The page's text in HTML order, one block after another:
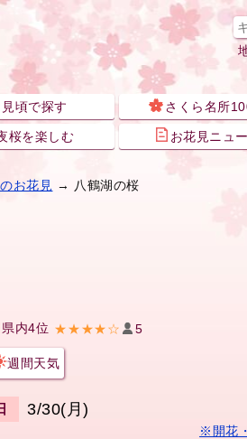
見頃で探す さくら名所
桜を楽しむ お花見ニュ
お花見 → 八鶴湖の桜
県内4位 ★★★★☆ 5
週間天気
3/30(月)
※開花